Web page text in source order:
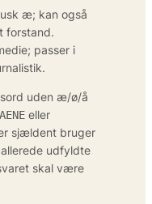
æ; kan også
forstand.
passer i
uden æ/ø/å
eller
sjældent bruger
udfyldte
skal være